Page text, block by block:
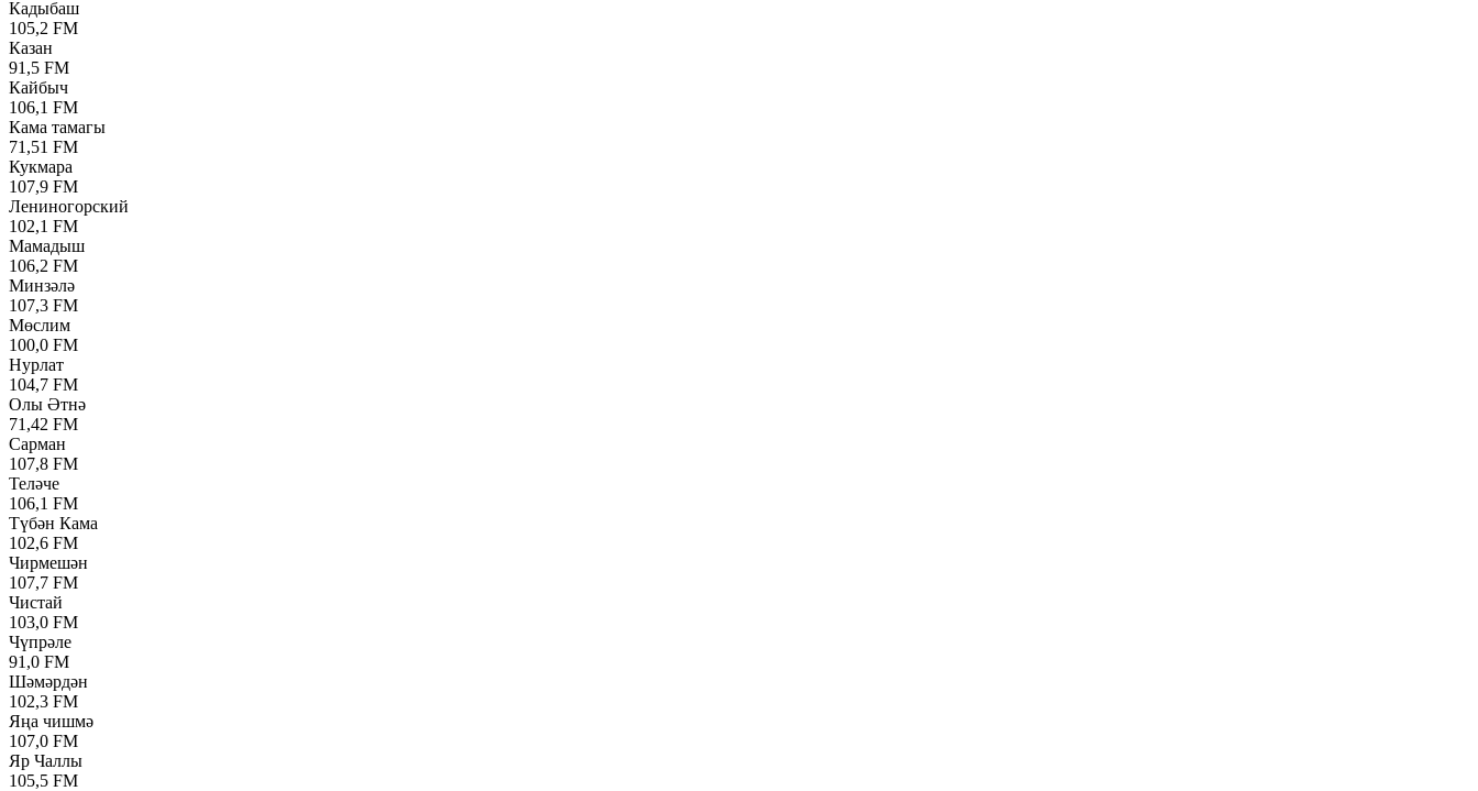
Кадыбаш
105,2 FM
Казан
91,5 FM
Кайбыч
106,1 FM
Кама тамагы
71,51 FM
Кукмара
107,9 FM
Лениногорский
102,1 FM
Мамадыш
106,2 FM
Минзәлә
107,3 FM
Мөслим
100,0 FM
Нурлат
104,7 FM
Олы Әтнә
71,42 FM
Сарман
107,8 FM
Теләче
106,1 FM
Түбән Кама
102,6 FM
Чирмешән
107,7 FM
Чистай
103,0 FM
Чүпрәле
91,0 FM
Шәмәрдән
102,3 FM
Яңа чишмә
107,0 FM
Яр Чаллы
105,5 FM